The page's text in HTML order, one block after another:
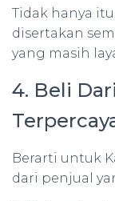
Tidak hanya
disertakan
yang masih
4. Beli
Berarti untuk
dari penjual